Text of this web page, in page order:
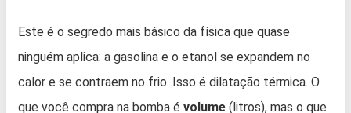
Este é o segredo mais básico da física que quase
ninguém aplica: a gasolina e o etanol se expandem no
calor e se contraem no frio. Isso é dilatação térmica. O
que você compra na bomba é volume (litros), mas o que